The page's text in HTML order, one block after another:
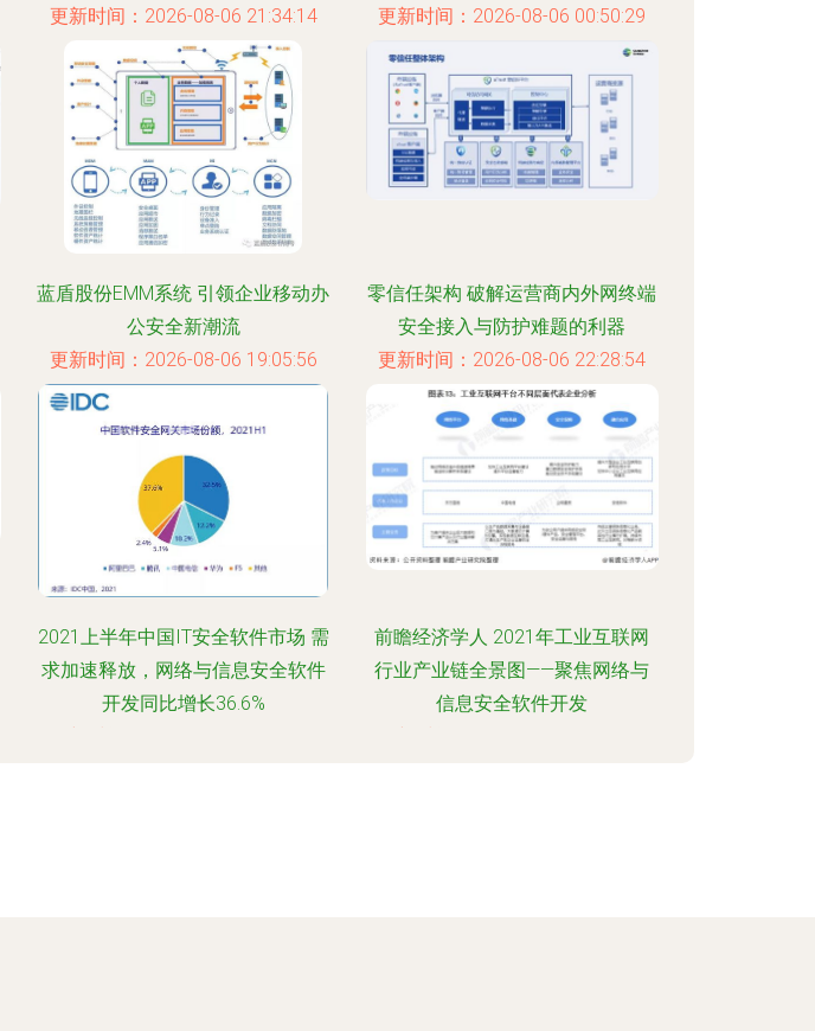
更新时间：2026-08-06 21:34:14
更新时间：2026-08-06 00:50:29
蓝盾股份EMM系统 引领企业移动办
公安全新潮流
更新时间：2026-08-06 19:05:56
零信任架构 破解运营商内外网终端
安全接入与防护难题的利器
更新时间：2026-08-06 22:28:54
2021上半年中国IT安全软件市场 需
求加速释放，网络与信息安全软件
开发同比增长36.6%
前瞻经济学人 2021年工业互联网
行业产业链全景图——聚焦网络与
信息安全软件开发